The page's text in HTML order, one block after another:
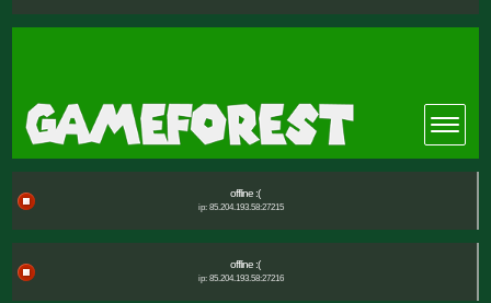
offline :(
ip: 85.204.193.58:27215
offline :(
ip: 85.204.193.58:27216